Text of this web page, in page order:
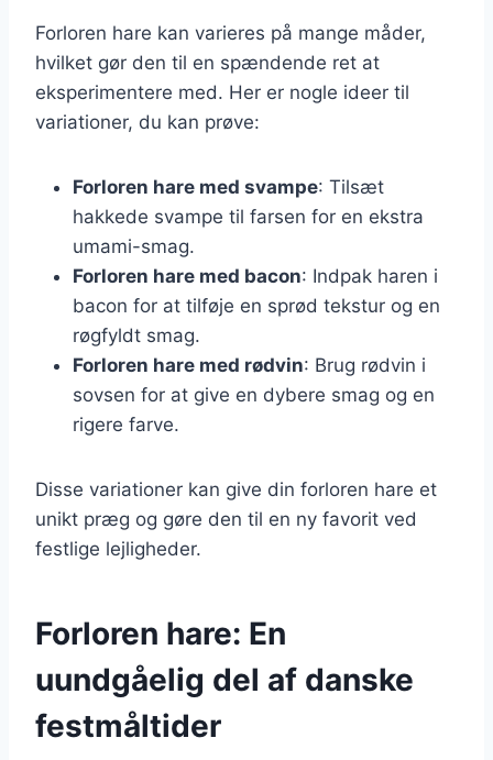
Forloren hare kan varieres på mange måder,
hvilket gør den til en spændende ret at
eksperimentere med. Her er nogle ideer til
variationer, du kan prøve:
Forloren hare med svampe: Tilsæt
hakkede svampe til farsen for en ekstra
umami-smag.
Forloren hare med bacon: Indpak haren i
bacon for at tilføje en sprød tekstur og en
røgfyldt smag.
Forloren hare med rødvin: Brug rødvin i
sovsen for at give en dybere smag og en
rigere farve.
Disse variationer kan give din forloren hare et
unikt præg og gøre den til en ny favorit ved
festlige lejligheder.
Forloren hare: En
uundgåelig del af danske
festmåltider